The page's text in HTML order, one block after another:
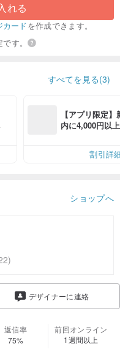
れる
ードを作成できます。
です。
すべてを見る(3)
【アプリ限定
内に4,000円以
割引詳
ショップへ
デザイナーに連絡
返信率
75%
前回オンライン
1週間以上